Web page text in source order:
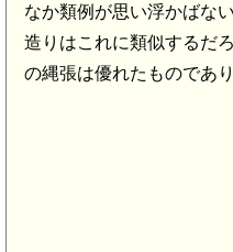
なか類例が思い浮かばな
造りはこれに類似するだ
の縄張は優れたものであ